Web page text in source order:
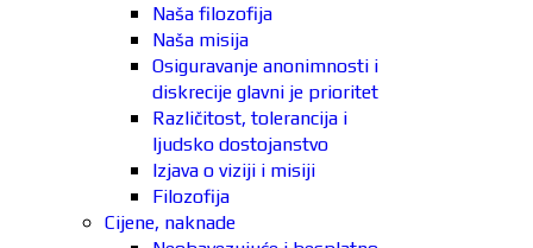
Naša filozofija
Naša misija
Osiguravanje anonimnosti i
diskrecije glavni je prioritet
Različitost, tolerancija i
ljudsko dostojanstvo
Izjava o viziji i misiji
Filozofija
Cijene, naknade